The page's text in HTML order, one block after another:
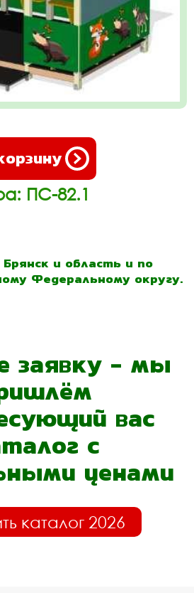
ПС-82.1
и область и по
Федеральному округу.
заявку - мы
вас
с
ценами
каталог 2026